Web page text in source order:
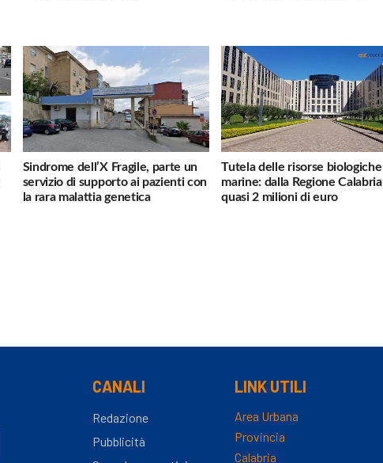
Sindrome dell’X Fragile, parte un
servizio di supporto ai pazienti con
la rara malattia genetica
Tutela delle risorse biologiche
marine: dalla Regione Calabria
quasi 2 milioni di euro
CANALI
Redazione
Pubblicità
LINK UTILI
Area Urbana
Provincia
Calabria